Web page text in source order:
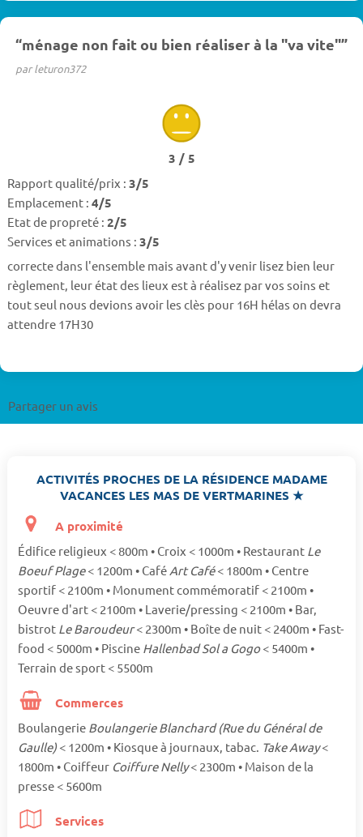
“ménage non fait ou bien réaliser à la "va vite"”
par leturon372
3 / 5
Rapport qualité/prix : 3/5
Emplacement : 4/5
Etat de propreté : 2/5
Services et animations : 3/5
correcte dans l'ensemble mais avant d'y venir lisez bien leur
règlement, leur état des lieux est à réalisez par vos soins et
tout seul nous devions avoir les clès pour 16H hélas on devra
attendre 17H30
Partager un avis
ACTIVITÉS PROCHES DE LA RÉSIDENCE MADAME
VACANCES LES MAS DE VERTMARINES ★
A proximité
Édifice religieux < 800m • Croix < 1000m • Restaurant Le
Boeuf Plage< 1200m • Café Art Café< 1800m • Centre
sportif < 2100m • Monument commémoratif < 2100m •
Oeuvre d'art < 2100m • Laverie/pressing < 2100m • Bar,
bistrot Le Baroudeur< 2300m • Boîte de nuit < 2400m • Fast-
food < 5000m • Piscine Hallenbad Sol a Gogo< 5400m •
Terrain de sport < 5500m
Commerces
Boulangerie Boulangerie Blanchard (Rue du Général de
Gaulle) < 1200m • Kiosque à journaux, tabac. Take Away<
1800m • Coiffeur Coiffure Nelly< 2300m • Maison de la
presse < 5600m
Services